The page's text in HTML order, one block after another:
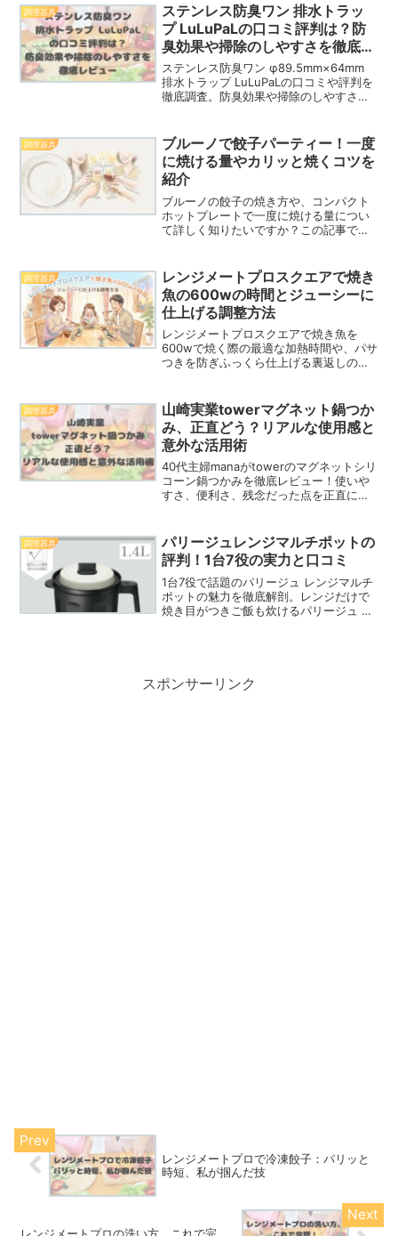
調理器具
ステンレス防臭ワン 排水トラッ
プ LuLuPaLの口コミ評判は？防
臭効果や掃除のしやすさを徹底レ
ビュー
ステンレス防臭ワン φ89.5mm×64mm
排水トラップ LuLuPaLの口コミや評判を
徹底調査。防臭効果や掃除のしやすさ、
感や満足度も紹介しています。
調理器具
ブルーノで餃子パーティー！一度
に焼ける量やカリッと焼くコツを
紹介
ブルーノの餃子の焼き方や、コンパクト
ホットプレートで一度に焼ける量につい
て詳しく知りたいですか？この記事で
ない羽根つきレシピを私の実体験を交え
てご紹介します。
調理器具
レンジメートプロスクエアで焼き
魚の600wの時間とジューシーに
仕上げる調整方法
レンジメートプロスクエアで焼き魚を
600wで焼く際の最適な加熱時間や、パサ
つきを防ぎふっくら仕上げる裏返しのタ
て失敗なく美味しく焼くコツまで紹介し
ます。手軽に美味しい焼き魚を楽しみた
い方は必見です。
調理器具
山崎実業towerマグネット鍋つか
み、正直どう？リアルな使用感と
意外な活用術
40代主婦manaがtowerのマグネットシリ
コーン鍋つかみを徹底レビュー！使いや
すさ、便利さ、残念だった点を正直に語
調理器具
パリージュレンジマルチポットの
評判！1台7役の実力と口コミ
1台7役で話題のパリージュ レンジマルチ
ポットの魅力を徹底解剖。レンジだけで
焼き目がつきご飯も炊けるパリージュ レ
網羅しました。
スポンサーリンク
レンジメートプロで冷凍餃子：パリッと
時短、私が掴んだ技
レンジメートプロの洗い方、これで完